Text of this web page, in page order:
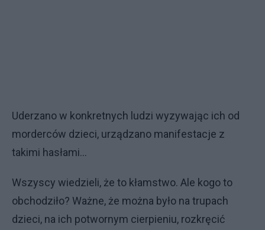
Uderzano w konkretnych ludzi wyzywając ich od
morderców dzieci, urządzano manifestacje z
takimi hasłami...
Wszyscy wiedzieli, że to kłamstwo. Ale kogo to
obchodziło? Ważne, że można było na trupach
dzieci, na ich potwornym cierpieniu, rozkręcić